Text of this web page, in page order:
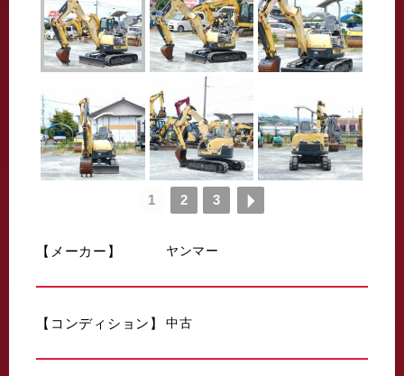
1 2 3
【メーカー】 ヤンマー
【コンディション】 中古